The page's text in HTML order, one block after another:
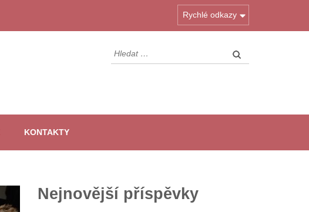
Rychlé odkazy
Vyhledávání
KONTAKTY
Nejnovější příspěvky